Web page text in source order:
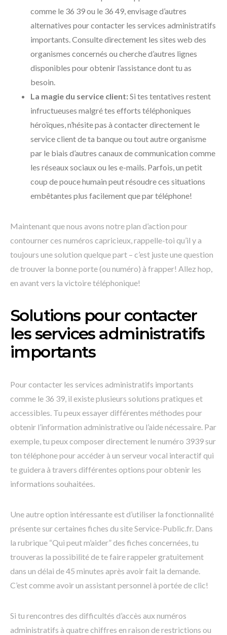
comme le 36 39 ou le 36 49, envisage d’autres
alternatives pour contacter les services administratifs
importants. Consulte directement les sites web des
organismes concernés ou cherche d’autres lignes
disponibles pour obtenir l’assistance dont tu as
besoin.
La magie du service client:Si tes tentatives restent
infructueuses malgré tes efforts téléphoniques
héroïques, n’hésite pas à contacter directement le
service client de ta banque ou tout autre organisme
par le biais d’autres canaux de communication comme
les réseaux sociaux ou les e-mails. Parfois, un petit
coup de pouce humain peut résoudre ces situations
embêtantes plus facilement que par téléphone!
Maintenant que nous avons notre plan d’action pour
contourner ces numéros capricieux, rappelle-toi qu’il y a
toujours une solution quelque part – c’est juste une question
de trouver la bonne porte (ou numéro) à frapper! Allez hop,
en avant vers la victoire téléphonique!
Solutions pour contacter
les services administratifs
importants
Pour contacter les services administratifs importants
comme le 36 39, il existe plusieurs solutions pratiques et
accessibles. Tu peux essayer différentes méthodes pour
obtenir l’information administrative ou l’aide nécessaire. Par
exemple, tu peux composer directement le numéro 3939 sur
ton téléphone pour accéder à un serveur vocal interactif qui
te guidera à travers différentes options pour obtenir les
informations souhaitées.
Une autre option intéressante est d’utiliser la fonctionnalité
présente sur certaines fiches du site Service-Public.fr. Dans
la rubrique “Qui peut m’aider” des fiches concernées, tu
trouveras la possibilité de te faire rappeler gratuitement
dans un délai de 45 minutes après avoir fait la demande.
C’est comme avoir un assistant personnel à portée de clic!
Si tu rencontres des difficultés d’accès aux numéros
administratifs à quatre chiffres en raison de restrictions ou